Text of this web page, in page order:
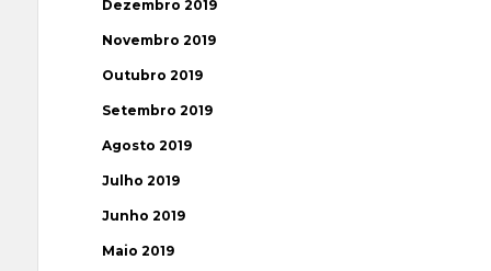
Dezembro 2019
Novembro 2019
Outubro 2019
Setembro 2019
Agosto 2019
Julho 2019
Junho 2019
Maio 2019